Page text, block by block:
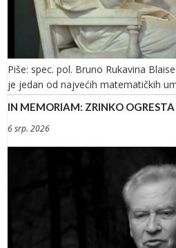
Piše: spec. pol. Bruno Rukavina
je jedan od najvećih matematičkih
IN MEMORIAM: ZRINKO
6 srp. 2026